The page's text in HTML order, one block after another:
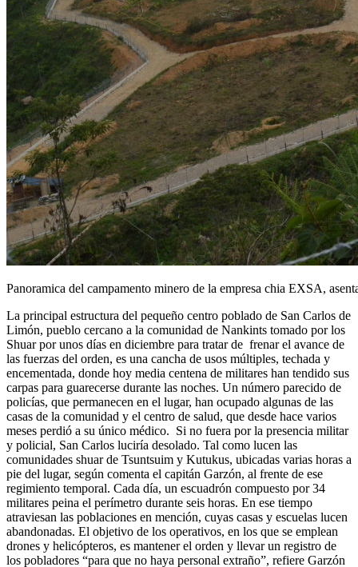
Panoramica del campamento minero de la empresa chia EXSA,
La principal estructura del pequeño centro poblado de San Carlos de
Limón, pueblo cercano a la comunidad de Nankints tomado por los
Shuar por unos días en diciembre para tratar de frenar el avance de
las fuerzas del orden, es una cancha de usos múltiples, techada y
encementada, donde hoy media centena de militares han tendido sus
carpas para guarecerse durante las noches. Un número parecido de
policías, que permanecen en el lugar, han ocupado algunas de las
casas de la comunidad y el centro de salud, que desde hace varios
meses perdió a su único médico. Si no fuera por la presencia militar
y policial, San Carlos luciría desolado. Tal como lucen las
comunidades shuar de Tsuntsuim y Kutukus, ubicadas varias horas a
pie del lugar, según comenta el capitán Garzón, al frente de ese
regimiento temporal. Cada día, un escuadrón compuesto por 34
militares peina el perímetro durante seis horas. En ese tiempo
atraviesan las poblaciones en mención, cuyas casas y escuelas lucen
abandonadas. El objetivo de los operativos, en los que se emplean
drones y helicópteros, es mantener el orden y llevar un registro de
los pobladores “para que no haya personal extraño”, refiere Garzón